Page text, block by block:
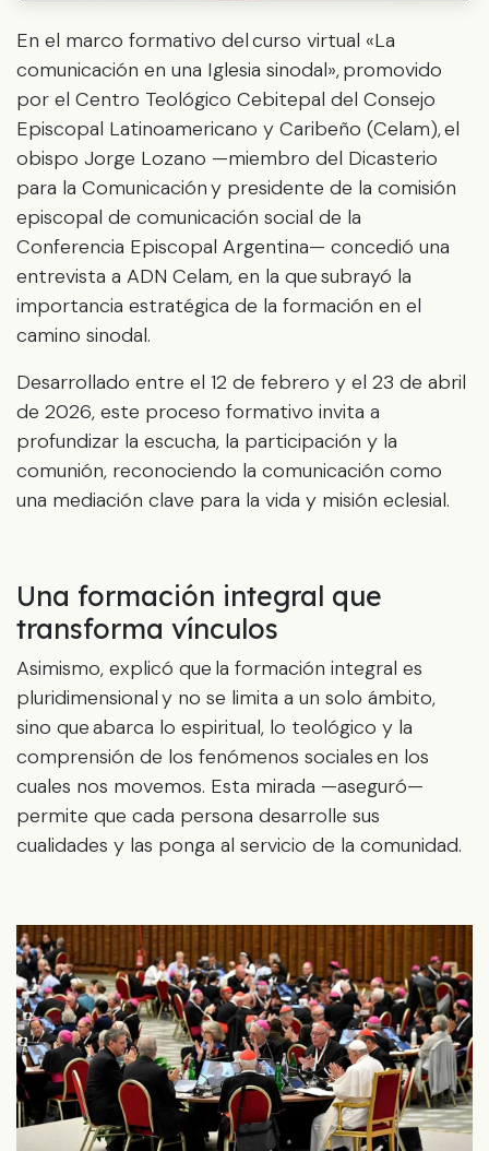
En el marco formativo del curso virtual «La
comunicación en una Iglesia sinodal», promovido
por el Centro Teológico Cebitepal del Consejo
Episcopal Latinoamericano y Caribeño (Celam), el
obispo Jorge Lozano —miembro del Dicasterio
para la Comunicación y presidente de la comisión
episcopal de comunicación social de la
Conferencia Episcopal Argentina— concedió una
entrevista a ADN Celam, en la que subrayó la
importancia estratégica de la formación en el
camino sinodal.
Desarrollado entre el 12 de febrero y el 23 de abril
de 2026, este proceso formativo invita a
profundizar la escucha, la participación y la
comunión, reconociendo la comunicación como
una mediación clave para la vida y misión eclesial.
Una formación integral que
transforma vínculos
Asimismo, explicó que la formación integral es
pluridimensional y no se limita a un solo ámbito,
sino que abarca lo espiritual, lo teológico y la
comprensión de los fenómenos sociales en los
cuales nos movemos. Esta mirada —aseguró—
permite que cada persona desarrolle sus
cualidades y las ponga al servicio de la comunidad.